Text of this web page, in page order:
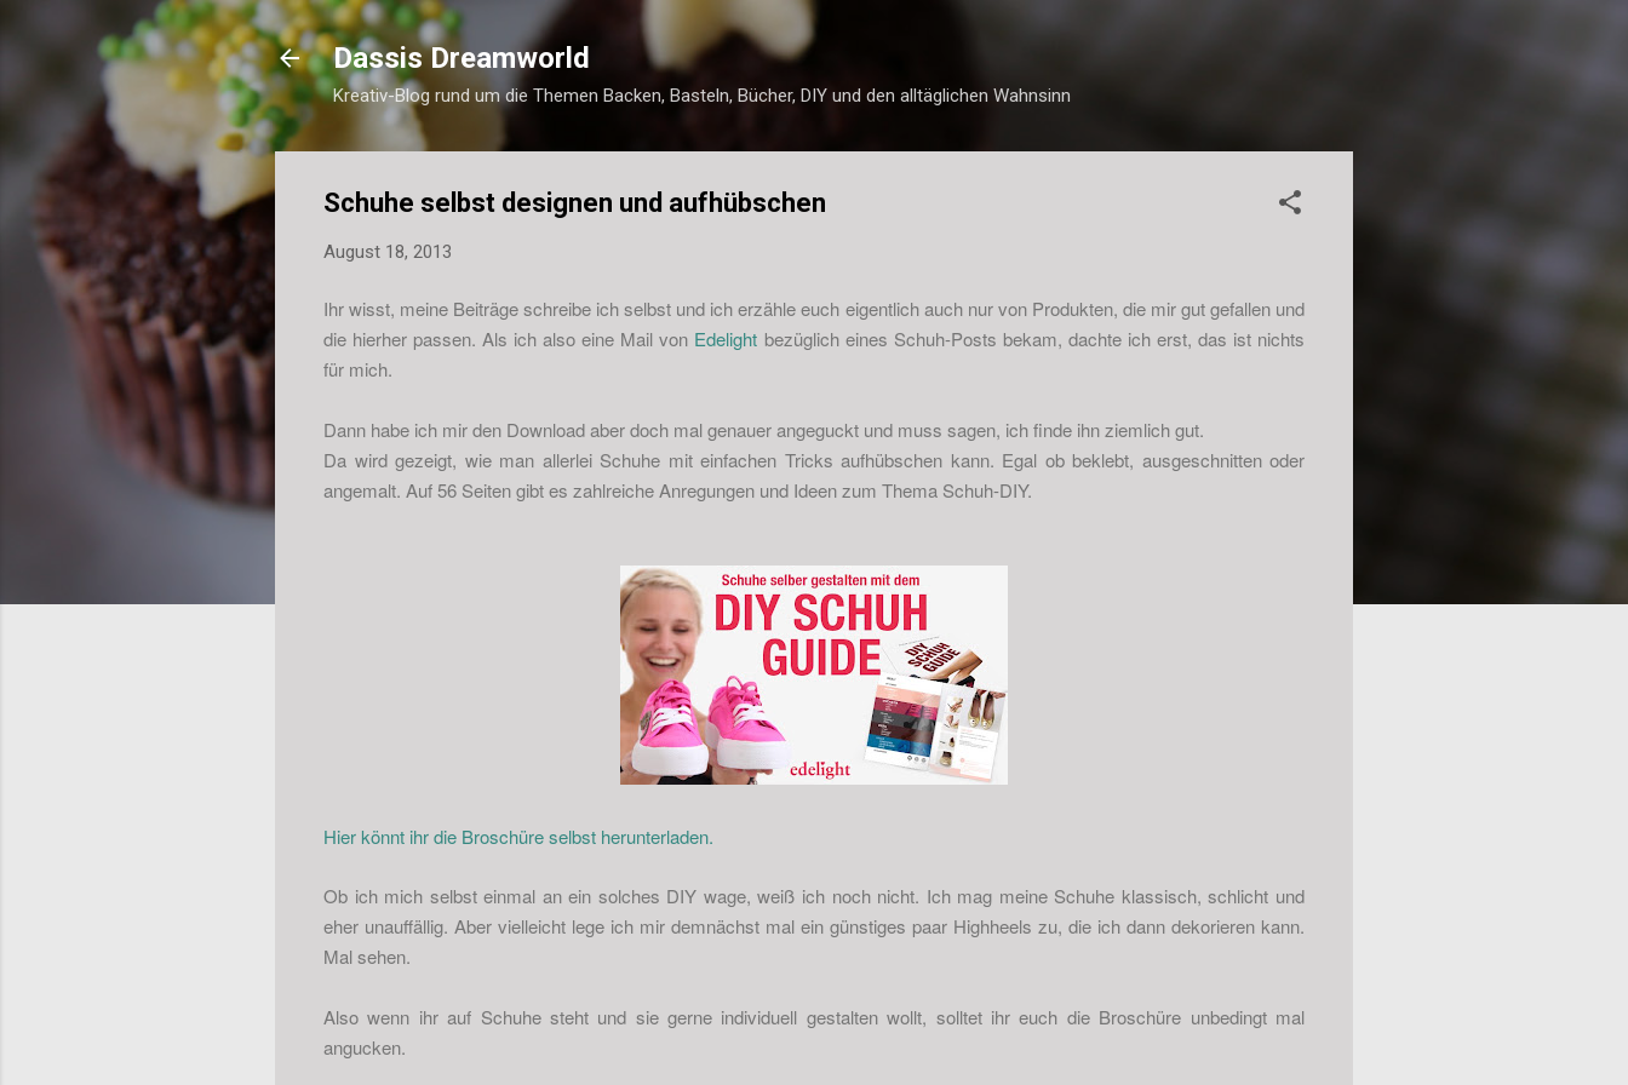
Direkt zum Hauptbereich
Dassis Dreamworld
Kreativ-Blog rund um die Themen Backen, Basteln, Bücher, DIY und den alltäglichen Wahnsinn
Schuhe selbst designen und aufhübschen
August 18, 2013
Ihr wisst, meine Beiträge schreibe ich selbst und ich erzähle euch eigentlich auch nur von Produkten, die mir gut gefallen und
die hierher passen. Als ich also eine Mail von Edelight bezüglich eines Schuh-Posts bekam, dachte ich erst, das ist nichts
für mich.
Dann habe ich mir den Download aber doch mal genauer angeguckt und muss sagen, ich finde ihn ziemlich gut.
Da wird gezeigt, wie man allerlei Schuhe mit einfachen Tricks aufhübschen kann. Egal ob beklebt, ausgeschnitten oder
angemalt. Auf 56 Seiten gibt es zahlreiche Anregungen und Ideen zum Thema Schuh-DIY.
Hier könnt ihr die Broschüre selbst herunterladen.
Ob ich mich selbst einmal an ein solches DIY wage, weiß ich noch nicht. Ich mag meine Schuhe klassisch, schlicht und
eher unauffällig. Aber vielleicht lege ich mir demnächst mal ein günstiges paar Highheels zu, die ich dann dekorieren kann.
Mal sehen.
Also wenn ihr auf Schuhe steht und sie gerne individuell gestalten wollt, solltet ihr euch die Broschüre unbedingt mal
angucken.